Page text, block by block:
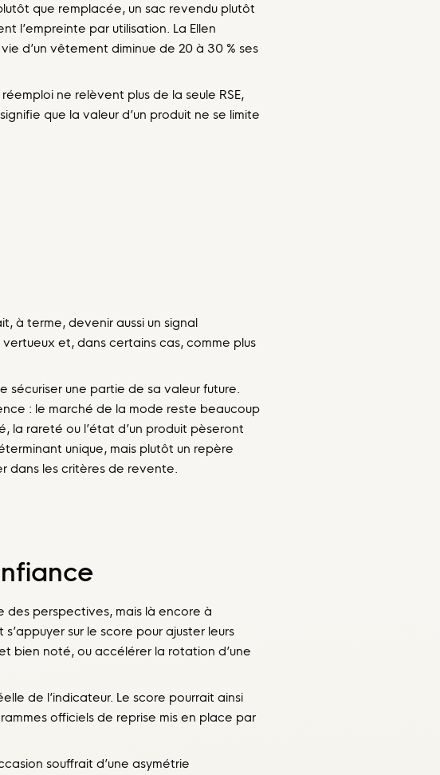
que remplacée, un sac revendu plutôt
l’empreinte par utilisation. La Ellen
d’un vêtement diminue de 20 à 30 % ses
ne relèvent plus de la seule RSE,
que la valeur d’un produit ne se limite
à terme, devenir aussi un signal
et, dans certains cas, comme plus
sécuriser une partie de sa valeur future.
: le marché de la mode reste beaucoup
la rareté ou l’état d’un produit pèseront
unique, mais plutôt un repère
dans les critères de revente.
des perspectives, mais là encore à
sur le score pour ajuster leurs
bien noté, ou accélérer la rotation d’une
de l’indicateur. Le score pourrait ainsi
officiels de reprise mis en place par
souffrait d’une asymétrie